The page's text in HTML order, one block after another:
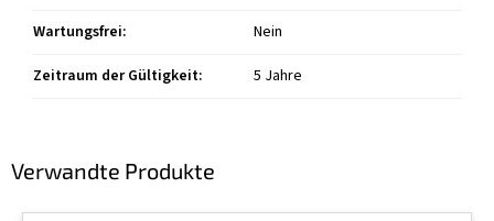
Verwandte Produkte
Wartungsfrei:
Nein
Zeitraum der Gültigkeit: 5 Jahre